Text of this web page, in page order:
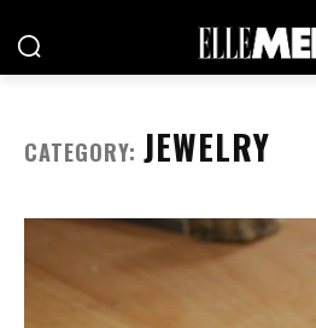
CATEGORY: JEWELRY